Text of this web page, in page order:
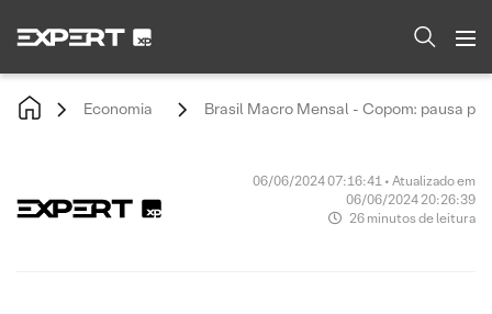
Economia Brasil Macro Mensal - Copom: pausa
06/06/2024 07:16:41 • Atualizado em
06/06/2024 20:26:39
26 minutos de leitura